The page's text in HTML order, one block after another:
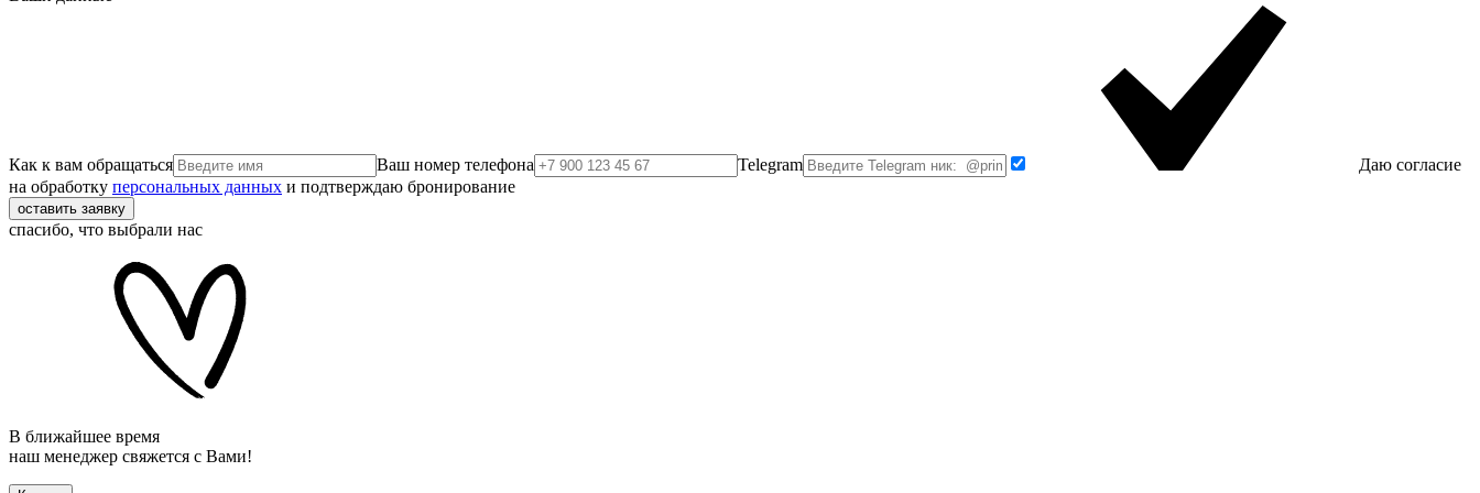
Как к вам обращаться Ваш номер телефона Telegram
Даю согласие
на обработку персональных данных и подтверждаю бронирование
оставить заявку
спасибо, что выбрали нас
В ближайшее время
наш менеджер свяжется с Вами!